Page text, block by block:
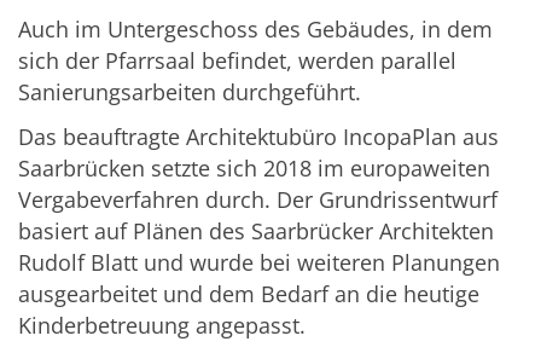
Auch im Untergeschoss des Gebäudes, in dem
sich der Pfarrsaal befindet, werden parallel
Sanierungsarbeiten durchgeführt.
Das beauftragte Architektubüro IncopaPlan aus
Saarbrücken setzte sich 2018 im europaweiten
Vergabeverfahren durch. Der Grundrissentwurf
basiert auf Plänen des Saarbrücker Architekten
Rudolf Blatt und wurde bei weiteren Planungen
ausgearbeitet und dem Bedarf an die heutige
Kinderbetreuung angepasst.